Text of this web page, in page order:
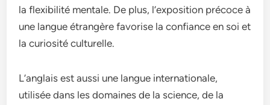
la flexibilité mentale. De plus, l’exposition précoce à
une langue étrangère favorise la confiance en soi et
la curiosité culturelle.
L’anglais est aussi une langue internationale,
utilisée dans les domaines de la science, de la